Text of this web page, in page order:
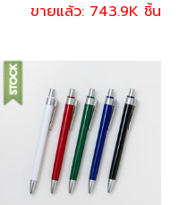
ขายแล้ว: 743.9K ชิ้น